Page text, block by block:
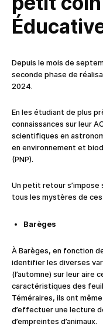
Depuis le mois de
seconde phase de
2024.
En les étudiant de plus
connaissances sur leur
scientifiques en
en environnement et
(PNP).
Un petit retour s’impose
tous les mystères de
Barèges
À Barèges, en fonction
identifier les diverses
(l’automne) sur leur aire
caractéristiques des
Téméraires, ils ont
d’effectuer une lecture
d’empreintes d’animaux.